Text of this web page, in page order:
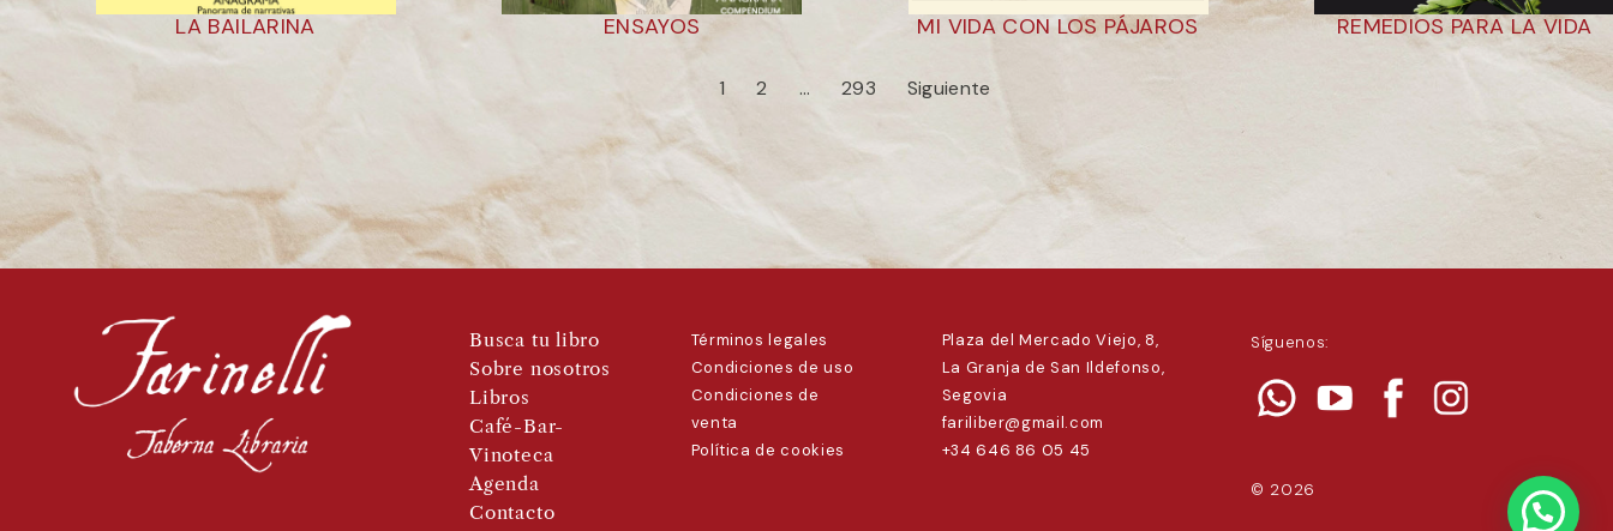
LA BAILARINA ENSAYOS MI VIDA CON LOS PÁJAROS REMEDIOS PARA LA VIDA
1 2 … 293 Siguiente
Busca tu libro
Sobre nosotros
Libros
Café-Bar-
Vinoteca
Agenda
Contacto
Términos legales
Condiciones de uso
Condiciones de
venta
Política de cookies
Plaza del Mercado Viejo, 8,
La Granja de San Ildefonso,
Segovia
fariliber@gmail.com
+34 646 86 05 45
Síguenos:
© 2026